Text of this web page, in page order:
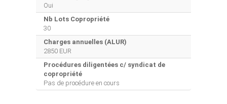
Oui
Nb Lots Copropriété
30
Charges annuelles (ALUR)
2850 EUR
Procédures diligentées c/ syndicat de
copropriété
Pas de procédure en cours